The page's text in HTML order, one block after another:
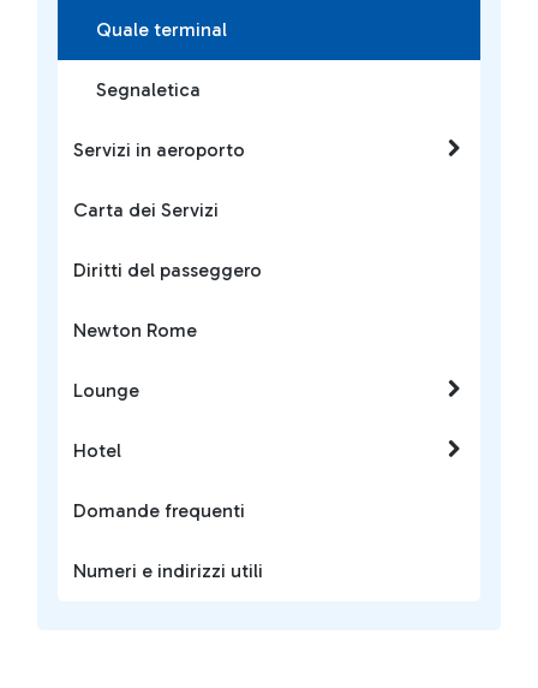
Quale terminal
Segnaletica
Servizi in aeroporto
Carta dei Servizi
Diritti del passeggero
Newton Rome
Lounge
Hotel
Domande frequenti
Numeri e indirizzi utili